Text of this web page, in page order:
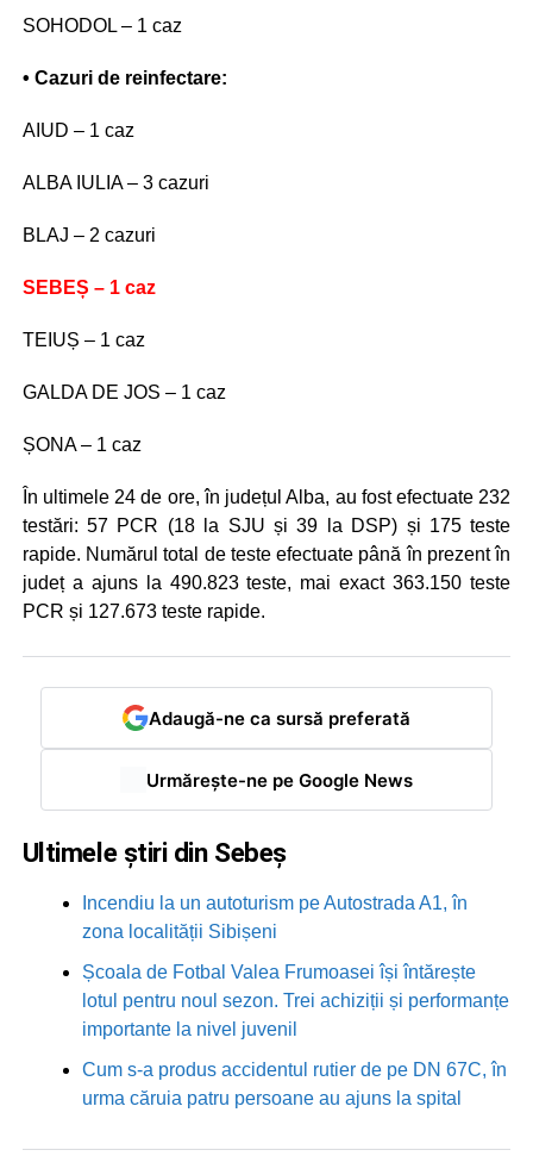
SOHODOL – 1 caz
• Cazuri de reinfectare:
AIUD – 1 caz
ALBA IULIA – 3 cazuri
BLAJ – 2 cazuri
SEBEȘ – 1 caz
TEIUȘ – 1 caz
GALDA DE JOS – 1 caz
ȘONA – 1 caz
În ultimele 24 de ore, în județul Alba, au fost efectuate 232
testări: 57 PCR (18 la SJU și 39 la DSP) și 175 teste
rapide. Numărul total de teste efectuate până în prezent în
județ a ajuns la 490.823 teste, mai exact 363.150 teste
PCR și 127.673 teste rapide.
Adaugă-ne ca sursă preferată
Urmărește-ne pe Google News
Ultimele știri din Sebeș
Incendiu la un autoturism pe Autostrada A1, în
zona localității Sibișeni
Școala de Fotbal Valea Frumoasei își întărește
lotul pentru noul sezon. Trei achiziții și performanțe
importante la nivel juvenil
Cum s-a produs accidentul rutier de pe DN 67C, în
urma căruia patru persoane au ajuns la spital